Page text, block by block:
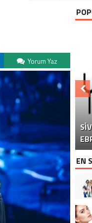
Yorum Yaz
EN